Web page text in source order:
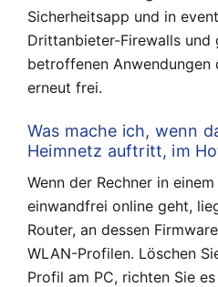
Sicherheitsapp und in
Drittanbieter-Firewalls und
betroffenen Anwendungen
erneut frei.
Was mache ich, wenn
Heimnetz auftritt, im
Wenn der Rechner in
einwandfrei online geht,
Router, an dessen
WLAN-Profilen. Löschen
Profil am PC, richten Sie